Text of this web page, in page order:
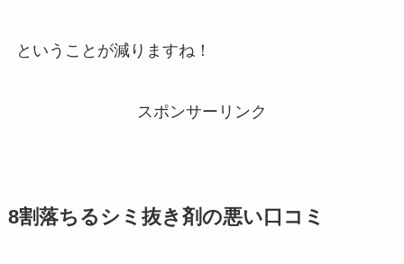
ということが減りますね！
スポンサーリンク
8割落ちるシミ抜き剤 の悪い口コミ